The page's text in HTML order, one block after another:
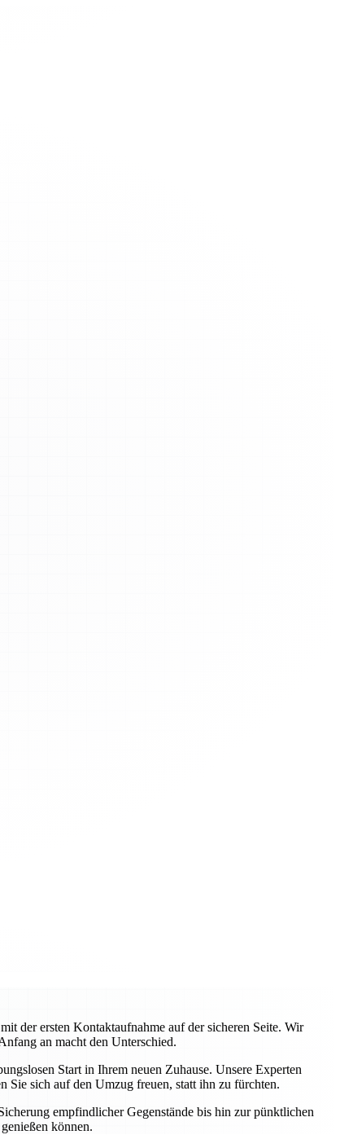
der ersten Kontaktaufnahme auf der sicheren Seite. Wir
an macht den Unterschied.
Start in Ihrem neuen Zuhause. Unsere Experten
Sie sich auf den Umzug freuen, statt ihn zu fürchten.
empfindlicher Gegenstände bis hin zur pünktlichen
können.